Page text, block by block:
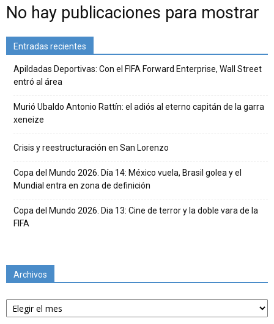
No hay publicaciones para mostrar
Entradas recientes
Apildadas Deportivas: Con el FIFA Forward Enterprise, Wall Street
entró al área
Murió Ubaldo Antonio Rattín: el adiós al eterno capitán de la garra
xeneize
Crisis y reestructuración en San Lorenzo
Copa del Mundo 2026. Día 14: México vuela, Brasil golea y el
Mundial entra en zona de definición
Copa del Mundo 2026. Dia 13: Cine de terror y la doble vara de la
FIFA
Archivos
Archivos